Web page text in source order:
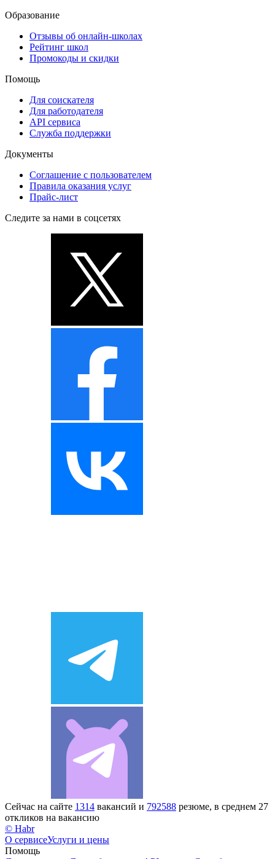
Образование
Отзывы об онлайн-школах
Рейтинг школ
Промокоды и скидки
Помощь
Для соискателя
Для работодателя
API сервиса
Служба поддержки
Документы
Соглашение с пользователем
Правила оказания услуг
Прайс-лист
Следите за нами в соцсетях
Сейчас на сайте 1314 вакансий и 792588 резюме, в среднем 27
откликов на вакансию
© Habr
О сервисеУслуги и цены
Помощь